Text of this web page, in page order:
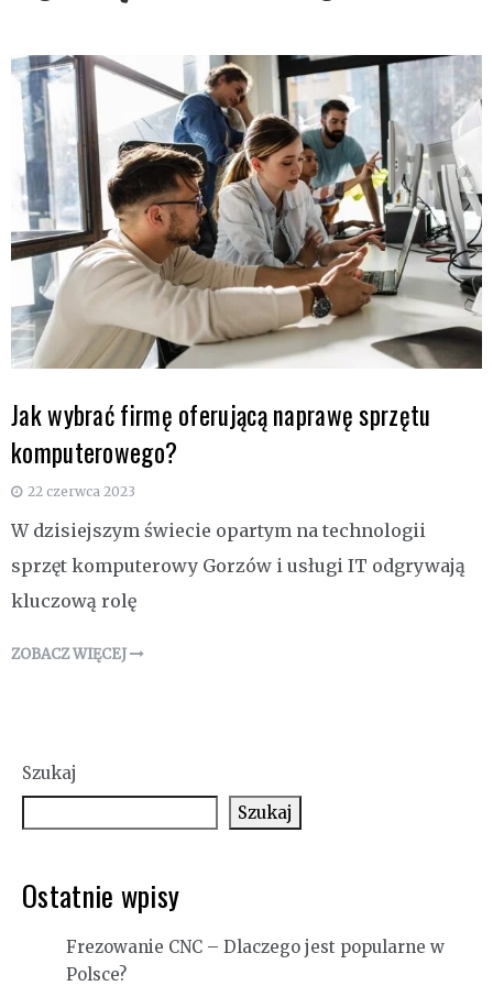
Jak wybrać firmę oferującą naprawę sprzętu
komputerowego?
22 czerwca 2023
W dzisiejszym świecie opartym na technologii
sprzęt komputerowy Gorzów i usługi IT odgrywają
kluczową rolę
ZOBACZ WIĘCEJ
Szukaj
Szukaj
Ostatnie wpisy
Frezowanie CNC – Dlaczego jest popularne w
Polsce?